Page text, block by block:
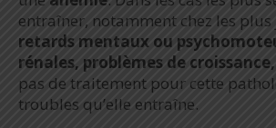
entraîner, notamment chez les plus
retards mentaux ou
rénales, problèmes de
pas de traitement pour cette
troubles qu’elle entraîne.